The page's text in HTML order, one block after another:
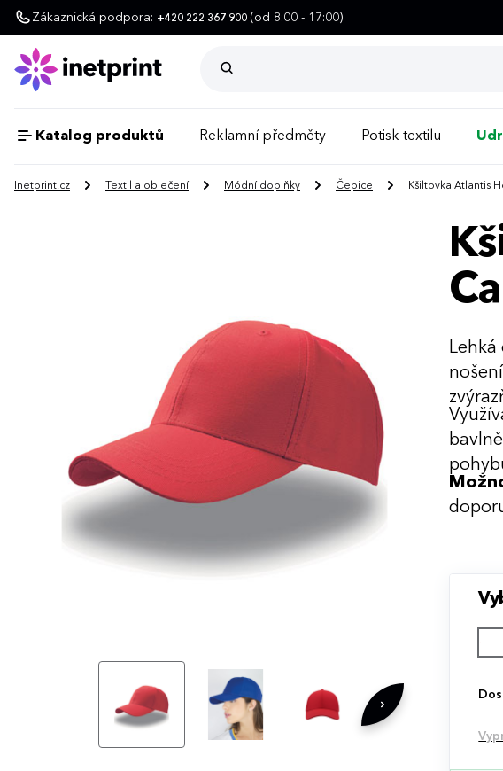
Zákaznická podpora: +420 222 367 900 (od 8:00 - 17:00)
Katalog produktů Reklamní předměty Potisk textilu
Inetprint.cz Textil a oblečení Módní doplňky Čepice Kšiltovka Atlantis